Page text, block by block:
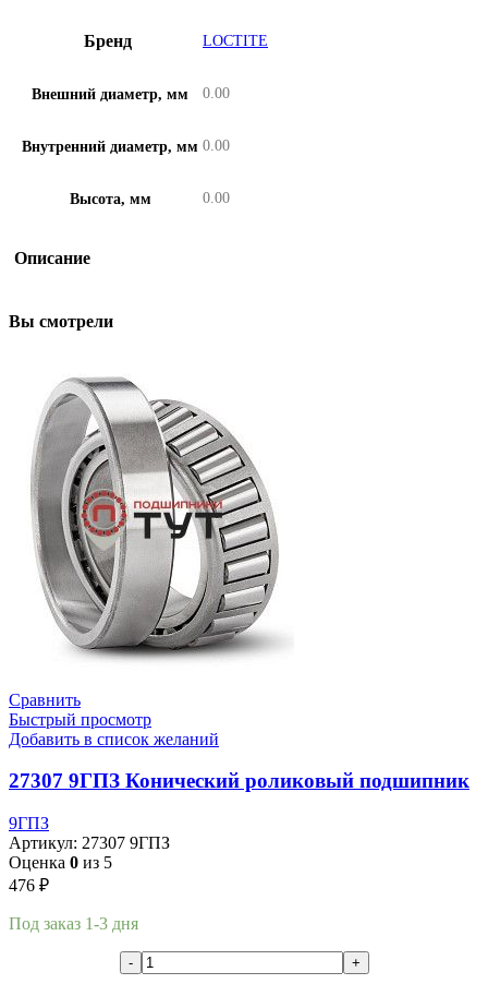
Бренд LOCTITE
Внешний диаметр, мм 0.00
Внутренний диаметр, мм 0.00
Высота, мм 0.00
Описание
Вы смотрели
Сравнить
Быстрый просмотр
Добавить в список желаний
27307 9ГПЗ Конический роликовый подшипник
9ГПЗ
Артикул: 27307 9ГПЗ
Оценка 0 из 5
476 ₽
Под заказ 1-3 дня